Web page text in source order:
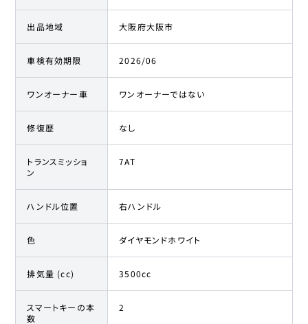
出品地域 大阪府大阪市
車検有効期限 2026/06
ワンオーナー車 ワンオーナーではない
修復歴 なし
トランスミッショ
ン
7AT
ハンドル位置 右ハンドル
色 ダイヤモンドホワイト
排気量 (cc) 3500cc
スマートキーの本
数
2